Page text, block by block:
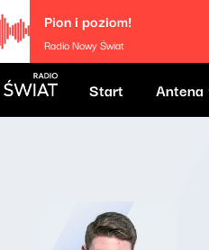
Pion i poziom!
Radio Nowy Świat
Start Antena